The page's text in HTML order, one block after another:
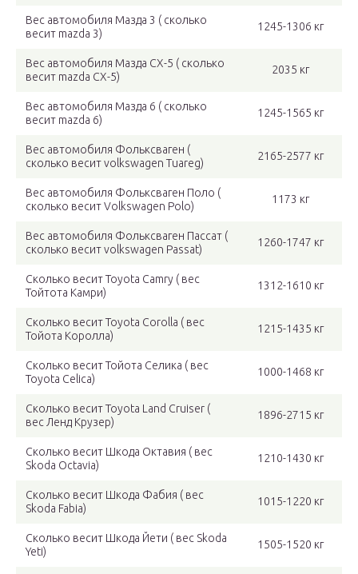
Вес автомобиля Мазда 3 ( сколько
весит mazda 3)
1245-1306 кг
Вес автомобиля Мазда CX-5 ( сколько
весит mazda CX-5)
2035 кг
Вес автомобиля Мазда 6 ( сколько
весит mazda 6)
1245-1565 кг
Вес автомобиля Фольксваген (
сколько весит volkswagen Tuareg)
2165-2577 кг
Вес автомобиля Фольксваген Поло (
сколько весит Volkswagen Polo)
1173 кг
Вес автомобиля Фольксваген Пассат (
сколько весит volkswagen Passat)
1260-1747 кг
Сколько весит Toyota Camry ( вес
Тойтота Камри)
1312-1610 кг
Сколько весит Toyota Corolla ( вес
Тойота Королла)
1215-1435 кг
Сколько весит Тойота Селика ( вес
Toyota Celica)
1000-1468 кг
Сколько весит Toyota Land Cruiser (
вес Ленд Крузер)
1896-2715 кг
Сколько весит Шкода Октавия ( вес
Skoda Octavia)
1210-1430 кг
Сколько весит Шкода Фабия ( вес
Skoda Fabia)
1015-1220 кг
Сколько весит Шкода Йети ( вес Skoda
Yeti)
1505-1520 кг